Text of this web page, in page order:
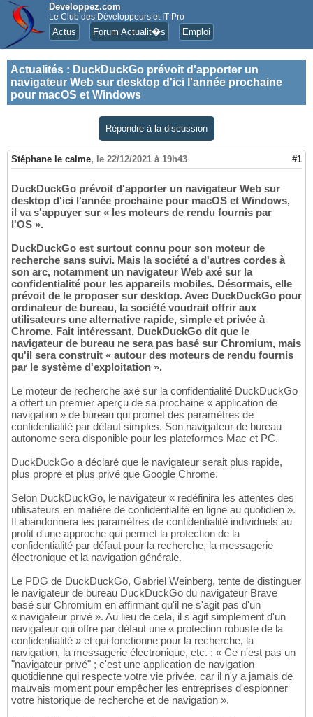
Developpez.com
Le Club des Développeurs et IT Pro
Actus Forum Actualit�s Emploi
Actualités : DuckDuckGo prévoit d'apporter un
navigateur Web sur desktop d'ici l'année prochaine
pour macOS et Windows
Répondre à la discussion
Stéphane le calme, le 22/12/2021 à 19h43 #1
DuckDuckGo prévoit d'apporter un navigateur Web sur
desktop d'ici l'année prochaine pour macOS et Windows,
il va s'appuyer sur « les moteurs de rendu fournis par
l'OS ».
DuckDuckGo est surtout connu pour son moteur de
recherche sans suivi. Mais la société a d'autres cordes à
son arc, notamment un navigateur Web axé sur la
confidentialité pour les appareils mobiles. Désormais, elle
prévoit de le proposer sur desktop. Avec DuckDuckGo pour
ordinateur de bureau, la société voudrait offrir aux
utilisateurs une alternative rapide, simple et privée à
Chrome. Fait intéressant, DuckDuckGo dit que le
navigateur de bureau ne sera pas basé sur Chromium, mais
qu'il sera construit « autour des moteurs de rendu fournis
par le système d'exploitation ».
Le moteur de recherche axé sur la confidentialité DuckDuckGo
a offert un premier aperçu de sa prochaine « application de
navigation » de bureau qui promet des paramètres de
confidentialité par défaut simples. Son navigateur de bureau
autonome sera disponible pour les plateformes Mac et PC.
DuckDuckGo a déclaré que le navigateur serait plus rapide,
plus propre et plus privé que Google Chrome.
Selon DuckDuckGo, le navigateur « redéfinira les attentes des
utilisateurs en matière de confidentialité en ligne au quotidien ».
Il abandonnera les paramètres de confidentialité individuels au
profit d'une approche qui permet la protection de la
confidentialité par défaut pour la recherche, la messagerie
électronique et la navigation générale.
Le PDG de DuckDuckGo, Gabriel Weinberg, tente de distinguer
le navigateur de bureau DuckDuckGo du navigateur Brave
basé sur Chromium en affirmant qu'il ne s'agit pas d'un
« navigateur privé ». Au lieu de cela, il s'agit simplement d'un
navigateur qui offre par défaut une « protection robuste de la
confidentialité » et qui fonctionne pour la recherche, la
navigation, la messagerie électronique, etc. : « Ce n'est pas un
"navigateur privé" ; c'est une application de navigation
quotidienne qui respecte votre vie privée, car il n'y a jamais de
mauvais moment pour empêcher les entreprises d'espionner
votre historique de recherche et de navigation ».